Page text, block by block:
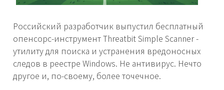
Российский разработчик выпустил бесплатный
опенсорс-инструмент Threatbit Simple Scanner -
утилиту для поиска и устранения вредоносных
следов в реестре Windows. Не антивирус. Нечто
другое и, по-своему, более точечное.